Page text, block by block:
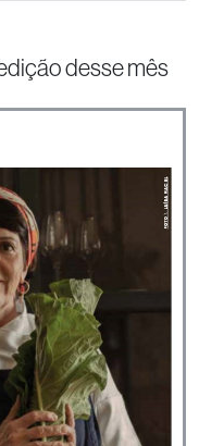
desse mês